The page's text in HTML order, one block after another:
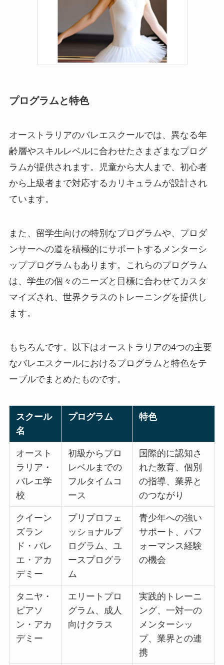
プログラムと特色
オーストラリアのバレエスクールでは、異なる年
齢層やスキルレベルに合わせたさまざまなプログ
ラムが提供されます。児童から大人まで、初心者
から上級者まで対応するカリキュラムが設計され
ています。
また、留学生向けの特別なプログラムや、プロダ
ンサーへの道を積極的にサポートするメンターシ
ッププログラムもあります。これらのプログラム
は、学生の個々のニーズと目標に合わせてカスタ
マイズされ、世界クラスのトレーニングを提供し
ます。
もちろんです。以下はオーストラリアの4つの主要
なバレエスクールにおけるプログラムと特色をテ
ーブルでまとめたものです。
スクール
名
プログラム 特色
オースト
ラリア・
バレエ学
校
初級からプロ
レベルまでの
フルタイムコ
ース
国際的に認知さ
れた教育、個別
の指導、業界と
のつながり
クイーン
ズラン
ド・バレ
エ・アカ
デミー
プリプロフェ
ッショナルプ
ログラム、ユ
ースプログラ
ム
青少年への強い
サポート、パフ
ォーマンス経験
の機会
タニヤ・
ピアソ
ン・アカ
デミー
エリートプロ
グラム、成人
向けクラス
実践的トレーニ
ング、一対一の
メンターシッ
プ、業界との連
携